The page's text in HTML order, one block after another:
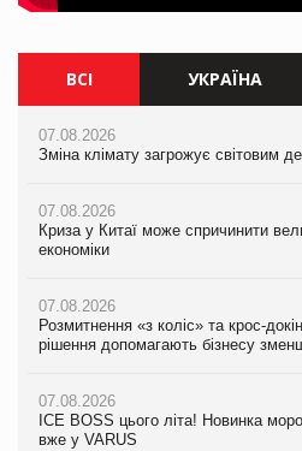
ВСІ УКРАЇНА
07.08.2026
Зміна клімату загрожує світовим
07.08.2026
Криза у Китаї може спричинити
економіки
07.08.2026
Розмитнення «з коліс» та крос-
рішення допомагають бізнесу
07.08.2026
ICE BOSS цього літа! Новинка
вже у VARUS
07.08.2026
Зміна клімату загрожує світовим
07.08.2026
Криза у Китаї може спричинити
економіки
07.08.2026
Розмитнення «з коліс» та крос-
рішення допомагають бізнесу
07.08.2026
ICE BOSS цього літа! Новинка
вже у VARUS
07.08.2026
Зміна клімату загрожує світовим
07.08.2026
Криза у Китаї може спричинити
економіки
07.08.2026
Kraft Heinz скоротила збиток у
Продажі Hugo Boss впали на 9%